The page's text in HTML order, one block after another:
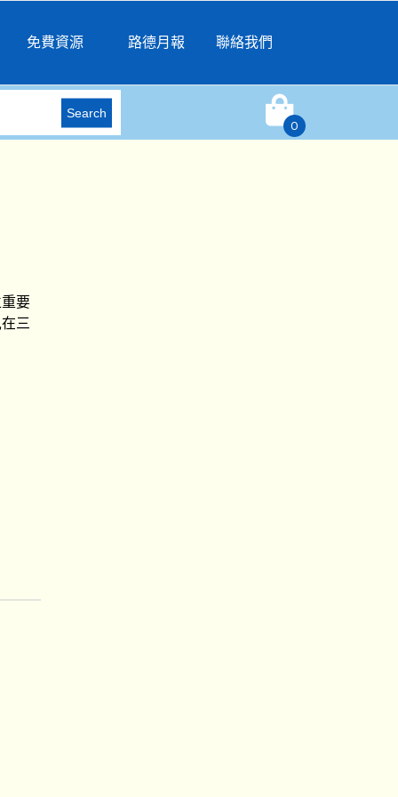
免費資源 路德月報 聯絡我們
Search
0
要
三